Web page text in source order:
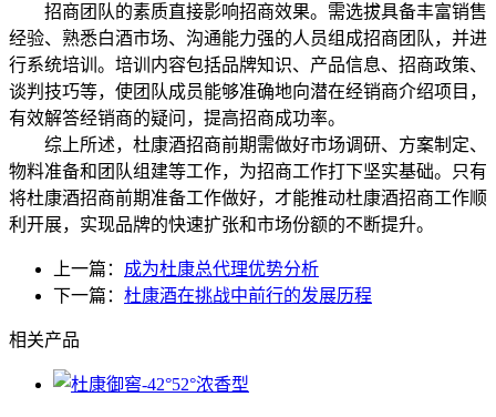
招商团队的素质直接影响招商效果。需选拔具备丰富销售
经验、熟悉白酒市场、沟通能力强的人员组成招商团队，并进
行系统培训。培训内容包括品牌知识、产品信息、招商政策、
谈判技巧等，使团队成员能够准确地向潜在经销商介绍项目，
有效解答经销商的疑问，提高招商成功率。
综上所述，杜康酒招商前期需做好市场调研、方案制定、
物料准备和团队组建等工作，为招商工作打下坚实基础。只有
将杜康酒招商前期准备工作做好，才能推动杜康酒招商工作顺
利开展，实现品牌的快速扩张和市场份额的不断提升。
上一篇： 成为杜康总代理优势分析
下一篇： 杜康酒在挑战中前行的发展历程
相关产品